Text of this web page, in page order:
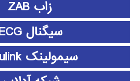
زاب ZAB
سیگنال ECG
سیمولینک simulink